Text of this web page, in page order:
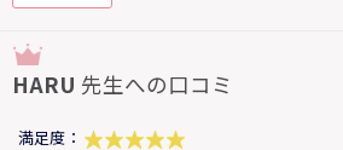
HARU 先生への口コミ
満足度：